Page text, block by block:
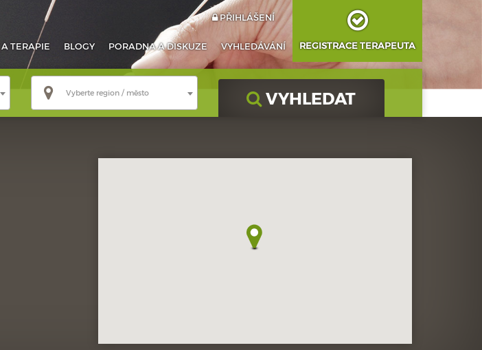
A TERAPIE BLOGY PORADNAA DISKUZE VYHLEDÁVÁNÍ
PŘIHLÁŠENÍ
REGISTRACE TERAPEUTA
Vyberte region / město VYHLEDAT